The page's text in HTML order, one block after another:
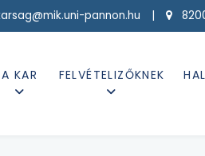
pannon.hu |
A KAR FELVÉTELIZŐKNEK